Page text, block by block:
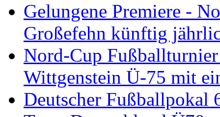
Gelungene Premiere -
Großefehn künftig
Nord-Cup
Wittgenstein Ü-75 mit
Deutscher Fußballpokal